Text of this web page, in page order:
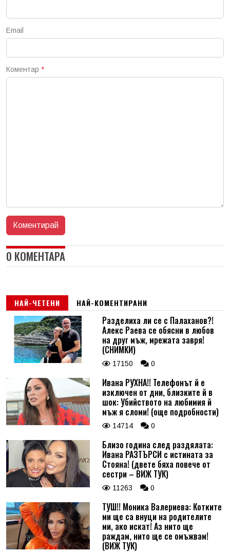
Email
Коментар *
0 КОМЕНТАРА
НАЙ-ЧЕТЕНИ НАЙ-КОМЕНТИРАНИ
Разделиха ли се с Палаханов?!
Алекс Раева се обясни в любов
на друг мъж, мрежата завря!
(СНИМКИ)
17150 0
Ивана РУХНА!! Телефонът й е
изключен от дни, близките й в
шок: Убийството на любимия й
мъж я сломи! (още подробности)
14714 0
Близо година след раздялата:
Ивана РАЗТЪРСИ с истината за
Стояна! (двете бяха повече от
сестри – ВИЖ ТУК)
11263 0
ТУШ!! Моника Валериева: Котките
ми ще са внуци на родителите
ми, ако искат! Аз нито ще
раждам, нито ще се омъжвам!
(ВИЖ ТУК)